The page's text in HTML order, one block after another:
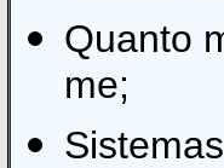
Quanto
me;